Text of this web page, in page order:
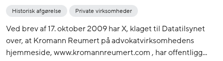
Historisk afgørelse Private virksomheder
Ved brev af 17. oktober 2009 har X, klaget til Datatilsynet
over, at Kromann Reumert på advokatvirksomhedens
hjemmeside, www.kromannreumert.com , har offentligg...